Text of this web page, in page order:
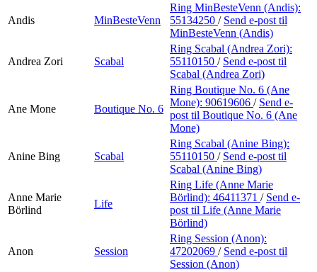
Andis MinBesteVenn
Ring MinBesteVenn (Andis):
55134250 / Send e-post til
MinBesteVenn (Andis)
Andrea Zori Scabal
Ring Scabal (Andrea Zori):
55110150 / Send e-post til
Scabal (Andrea Zori)
Ane Mone Boutique No. 6
Ring Boutique No. 6 (Ane
Mone): 90619606 / Send e-
post til Boutique No. 6 (Ane
Mone)
Anine Bing Scabal
Ring Scabal (Anine Bing):
55110150 / Send e-post til
Scabal (Anine Bing)
Anne Marie
Börlind
Life
Ring Life (Anne Marie
Börlind): 46411371 / Send e-
post til Life (Anne Marie
Börlind)
Anon Session
Ring Session (Anon):
47202069 / Send e-post til
Session (Anon)